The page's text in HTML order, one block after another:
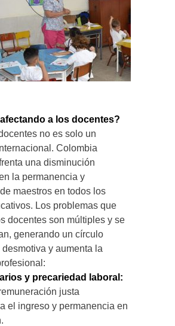
a los docentes?
no es solo un
Colombia
una disminución
la permanencia y
maestros en todos los
Los problemas que
docentes son múltiples y se
generando un círculo
y aumenta la
y precariedad laboral:
justa
el ingreso y permanencia en